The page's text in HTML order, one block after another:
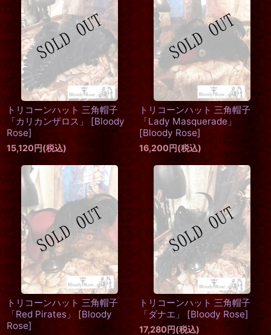
トリコーンハット 三角帽子
「カリカンザロス」
[Bloody
Rose]
15,120円(税込)
トリコーンハット 三角帽子
「Lady Masquerade」
[Bloody Rose]
16,200円(税込)
トリコーンハット 三角帽子
「Red Pirates」
[Bloody
Rose]
トリコーンハット 三角帽子
「ダナエ」
[Bloody Rose]
17,280円(税込)